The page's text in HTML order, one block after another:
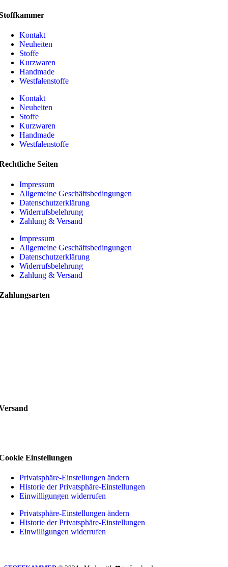
Kontakt
Neuheiten
Stoffe
Kurzwaren
Handmade
Westfalenstoffe
Kontakt
Neuheiten
Stoffe
Kurzwaren
Handmade
Westfalenstoffe
Seiten
Impressum
Allgemeine Geschäftsbedingungen
Datenschutzerklärung
Widerrufsbelehrung
Zahlung & Versand
Impressum
Allgemeine Geschäftsbedingungen
Datenschutzerklärung
Widerrufsbelehrung
Zahlung & Versand
Einstellungen
Privatsphäre-Einstellungen ändern
Historie der Privatsphäre-Einstellungen
Einwilligungen widerrufen
Privatsphäre-Einstellungen ändern
Historie der Privatsphäre-Einstellungen
Einwilligungen widerrufen